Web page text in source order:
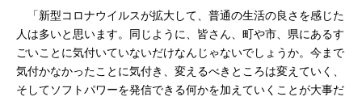
「新型コロナウイルスが拡大して、普通の生活の良さを感じた
人は多いと思います。同じように、皆さん、町や市、県にあるす
ごいことに気付いていないだけなんじゃないでしょうか。今まで
気付かなかったことに気付き、変えるべきところは変えていく、
そしてソフトパワーを発信できる何かを加えていくことが大事だ